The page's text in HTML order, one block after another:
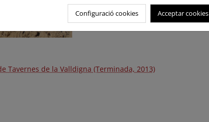
Tavernes de la Valldigna (Terminada, 2013)
Configuració cookies Acceptar cookies